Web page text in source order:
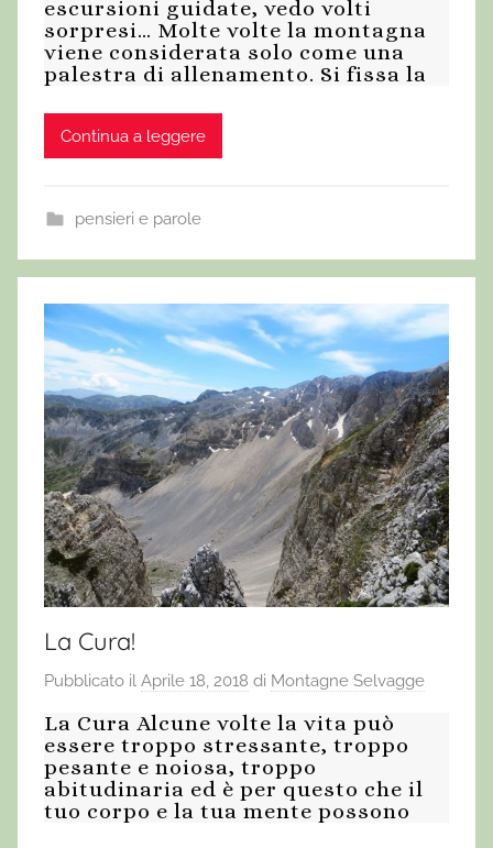
escursioni guidate, vedo volti
sorpresi… Molte volte la montagna
viene considerata solo come una
palestra di allenamento. Si fissa la
Continua a leggere
pensieri e parole
La Cura!
Pubblicato il Aprile 18, 2018 di Montagne Selvagge
La Cura Alcune volte la vita può
essere troppo stressante, troppo
pesante e noiosa, troppo
abitudinaria ed è per questo che il
tuo corpo e la tua mente possono